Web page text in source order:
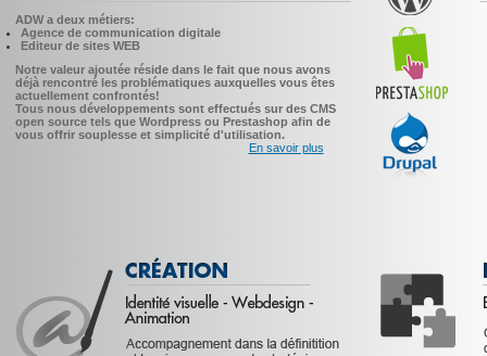
ADW a deux métiers:
Agence de communication digitale
Editeur de sites WEB
Notre valeur ajoutée réside dans le fait que nous avons
déjà rencontré les problématiques auxquelles vous êtes
actuellement confrontés!
Tous nous développements sont effectués sur des CMS
open source tels que Wordpress ou Prestashop afin de
vous offrir souplesse et simplicité d'utilisation.
En savoir plus